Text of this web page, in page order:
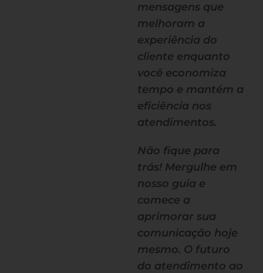
mensagens que
melhoram a
experiência do
cliente enquanto
você economiza
tempo e mantém a
eficiência nos
atendimentos.
Não fique para
trás! Mergulhe em
nosso guia e
comece a
aprimorar sua
comunicação hoje
mesmo. O futuro
do atendimento ao